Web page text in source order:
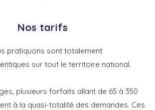
Nos tarifs
pratiquons sont totalement
sur tout le territoire national.
plusieurs forfaits allant de 65 à 350
à la quasi-totalité des demandes. Ces